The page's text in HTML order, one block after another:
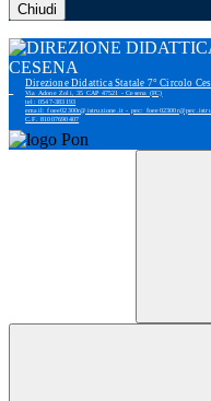
Chiudi
Direzione Didattica Statale 7° Circolo
Via Adone Zoli, 35 CAP 47521 - Cesena (FC)
tel: 0547-383193
email: foee02300r@istruzione.it - pec:
C.F. 81007690407